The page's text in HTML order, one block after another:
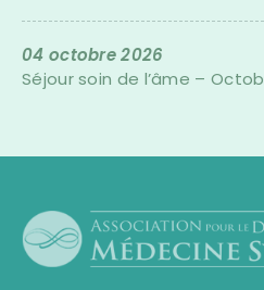
04 octobre 2026
Séjour soin de l’âme –